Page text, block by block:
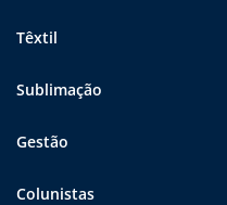
Têxtil
Sublimação
Gestão
Colunistas